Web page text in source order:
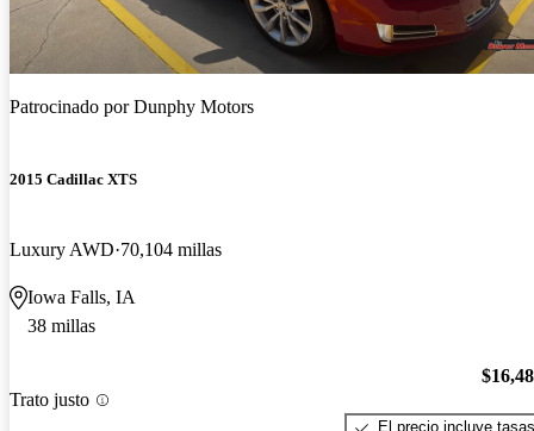
Patrocinado porDunphy Motors
2015 Cadillac XTS
Luxury AWD 70,104 millas
Iowa Falls, IA
38 millas
Trato justo
El precio incluye tasas